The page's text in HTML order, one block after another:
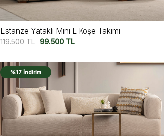
Estanze Yataklı Mini L Köşe Takımı
119.500TL 99.500 TL
%17 İndirim